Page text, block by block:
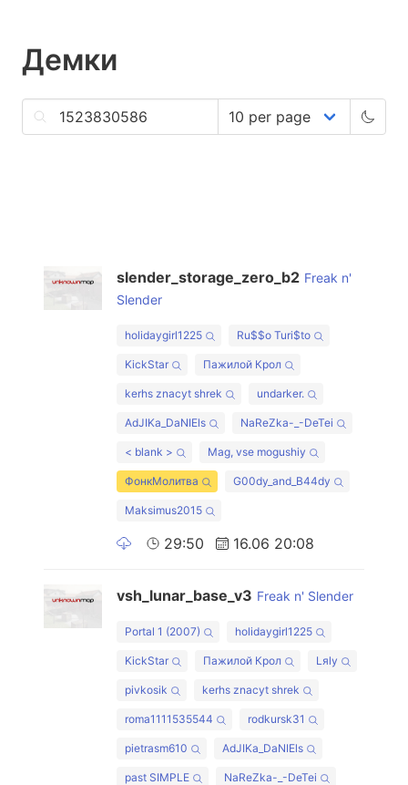
Демки
slender_storage_zero_b2 Freak n'
Slender
holidaygirl1225 Ru$$o Turi$to
KickStar Пажилой Крол
kerhs znacyt shrek undarker.
AdJIKa_DaNIEls NaReZka-_-DeTei
< blank > Mag, vse mogushiy
ФонкМолитва G00dy_and_B44dy
Maksimus2015
29:50 16.06 20:08
vsh_lunar_base_v3 Freak n' Slender
Portal 1 (2007) holidaygirl1225
KickStar Пажилой Крол Lяly
pivkosik kerhs znacyt shrek
roma1111535544 rodkursk31
pietrasm610 AdJIKa_DaNIEls
past SIMPLE NaReZka-_-DeTei